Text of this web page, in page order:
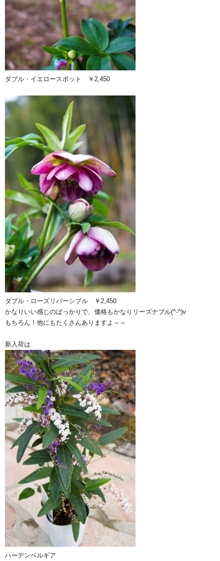
ダブル・イエロースポット ￥2,450
ダブル・ローズリバーシブル ￥2,450
かなりいい感じのばっかりで、価格もかなりリーズナブル(^-^)v
もちろん！他にもたくさんありますよ～～
新入荷は
ハーデンベルギア